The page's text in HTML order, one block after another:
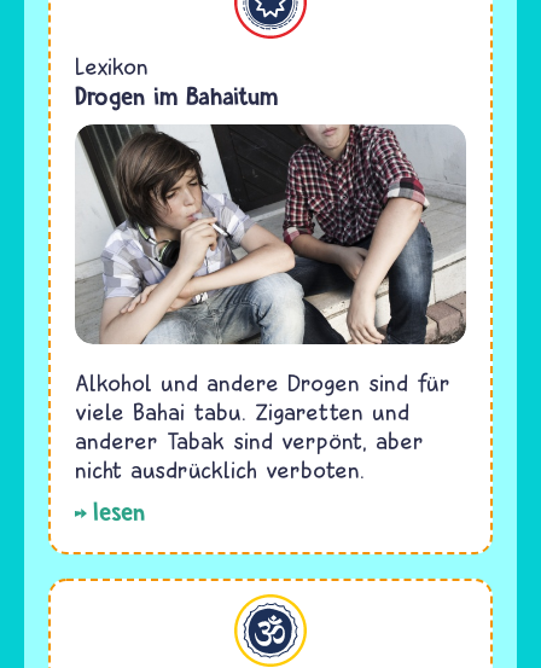
Lexikon
Drogen im Bahaitum
Alkohol und andere Drogen sind für
viele Bahai tabu. Zigaretten und
anderer Tabak sind verpönt, aber
nicht ausdrücklich verboten.
lesen
Hinduismus